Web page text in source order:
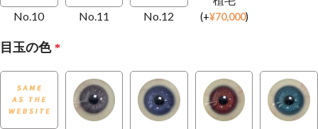
No.10 No.11 No.12 (+¥70,000)
目玉の色 *